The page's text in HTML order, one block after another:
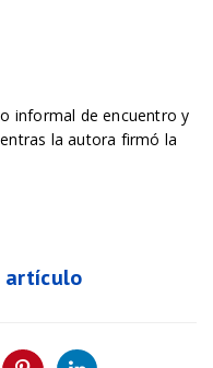
informal de encuentro y
la autora firmó la
artículo